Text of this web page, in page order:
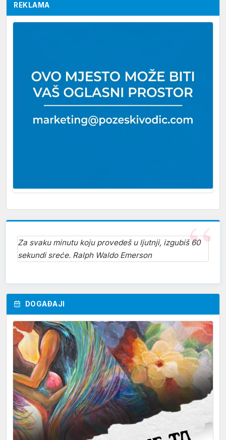
REKLAMA
Za svaku minutu koju provedeš u ljutnji, izgubiš 60
sekundi sreće. Ralph Waldo Emerson
DOGAĐAJI